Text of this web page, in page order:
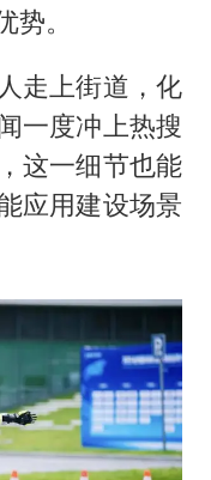
。
走上街道，化
一度冲上热搜
这一细节也能
应用建设场景